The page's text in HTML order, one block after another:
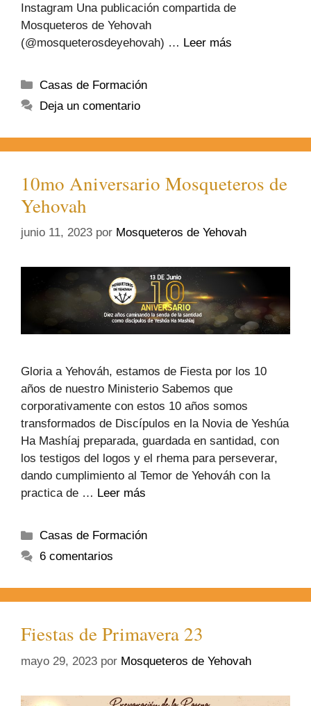
Instagram Una publicación compartida de
Mosqueteros de Yehovah
(@mosqueterosdeyehovah) … Leer más
Casas de Formación
Deja un comentario
10mo Aniversario Mosqueteros de
Yehovah
junio 11, 2023 por Mosqueteros de Yehovah
Gloria a Yehováh, estamos de Fiesta por los 10
años de nuestro Ministerio Sabemos que
corporativamente con estos 10 años somos
transformados de Discípulos en la Novia de Yeshúa
Ha Mashíaj preparada, guardada en santidad, con
los testigos del logos y el rhema para perseverar,
dando cumplimiento al Temor de Yehováh con la
practica de … Leer más
Casas de Formación
6 comentarios
Fiestas de Primavera 23
mayo 29, 2023 por Mosqueteros de Yehovah